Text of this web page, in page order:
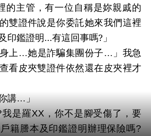
的主管 ，有一位自稱是妳親戚的
雙證件說是你委託她來我們這裡
印鑑證明…有這回事嗎? 」
上 …她是詐騙集團份子… 」我急
看皮夾雙證件依然還在皮夾裡才
講…」
我是羅XX，你不是腳受傷了，要
籍謄本及印鑑證明辦理保險嗎?